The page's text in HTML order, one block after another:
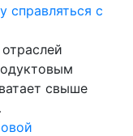
справляться с
свыше